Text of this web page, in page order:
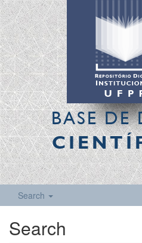
BASE DE
Search
Search